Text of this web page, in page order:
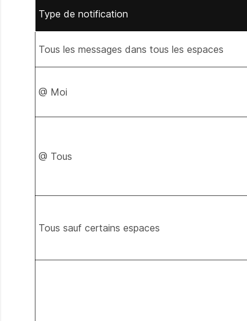
Type de notification
Tous les messages dans tous les espaces
@ Moi
@ Tous
Tous sauf certains espaces